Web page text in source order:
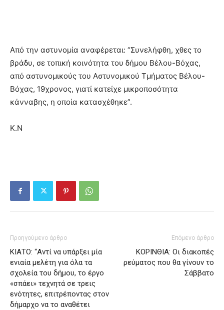
Από την αστυνομία αναφέρεται: “Συνελήφθη, χθες το
βράδυ, σε τοπική κοινότητα του δήμου Βέλου-Βόχας,
από αστυνομικούς του Αστυνομικού Τμήματος Βέλου-
Βόχας, 19χρονος, γιατί κατείχε μικροποσότητα
κάνναβης, η οποία κατασχέθηκε”.
Κ.Ν
Προηγούμενο άρθρο
ΚΙΑΤΟ: “Αντί να υπάρξει μία
ενιαία μελέτη για όλα τα
σχολεία του δήμου, το έργο
«σπάει» τεχνητά σε τρεις
ενότητες, επιτρέποντας στον
δήμαρχο να το αναθέτει
Επόμενο άρθρο
ΚΟΡΙΝΘΙΑ: Οι διακοπές
ρεύματος που θα γίνουν το
Σάββατο